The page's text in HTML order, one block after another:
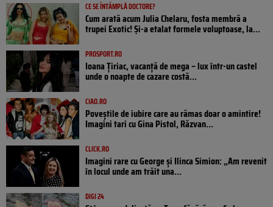
CE SE ÎNTÂMPLĂ DOCTORE?
Cum arată acum Julia Chelaru, fosta membră a
trupei Exotic! Și-a etalat formele voluptoase, la...
PROSPORT.RO
Ioana Țiriac, vacanță de mega – lux într-un castel
unde o noapte de cazare costă...
CIAO.RO
Poveştile de iubire care au rămas doar o amintire!
Imagini tari cu Gina Pistol, Răzvan...
CLICK.RO
Imagini rare cu George și Ilinca Simion: „Am revenit
în locul unde am trăit una...
DIGI 24